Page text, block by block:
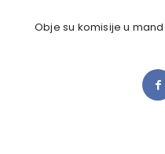
Obje su komisije u